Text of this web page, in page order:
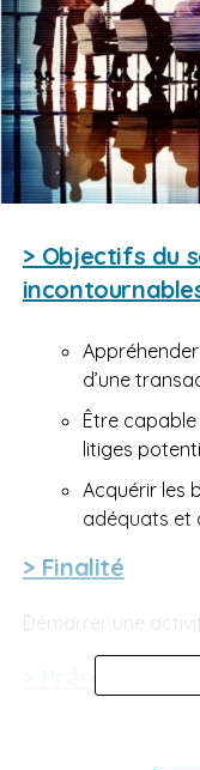
> Objectifs du
d’une
Être
litiges
Acquérir les
adéquats et
> Finalité
Démarrer une